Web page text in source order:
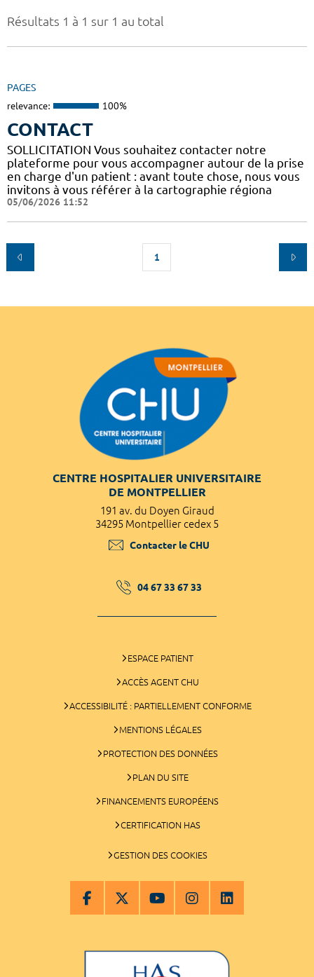
Résultats 1 à 1 sur 1 au total
PAGES
relevance: 100%
CONTACT
SOLLICITATION Vous souhaitez contacter notre
plateforme pour vous accompagner autour de la prise
en charge d'un patient : avant toute chose, nous vous
invitons à vous référer à la cartographie régiona
05/06/2026 11:52
1
CENTRE HOSPITALIER UNIVERSITAIRE
DE MONTPELLIER
191 av. du Doyen Giraud
34295 Montpellier cedex 5
Contacter le CHU
04 67 33 67 33
ESPACE PATIENT
ACCÈS AGENT CHU
ACCESSIBILITÉ : PARTIELLEMENT CONFORME
MENTIONS LÉGALES
PROTECTION DES DONNÉES
PLAN DU SITE
FINANCEMENTS EUROPÉENS
CERTIFICATION HAS
GESTION DES COOKIES